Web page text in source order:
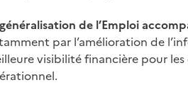
généralisation de l’Emploi
par l’amélioration de
visibilité financière pour